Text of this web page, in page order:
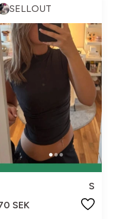
SELLOUT
S
SEK